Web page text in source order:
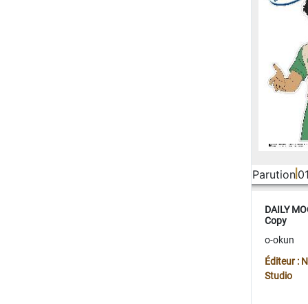
Parution
DAILY
Copy
o-okun
Éditeur :
Studio